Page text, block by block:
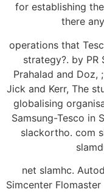
for establishing
there
operations that
strategy?. by PR
Prahalad and Doz,
Jick and Kerr, The
globalising
Samsung-Tesco in
slackortho. com
net slamhc.
Simcenter